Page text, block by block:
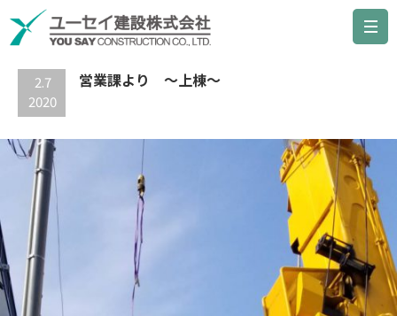
最新の記事
2.7
2020
営業課より ～上棟～